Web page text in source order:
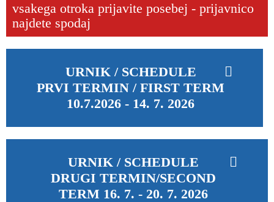
vsakega otroka prijavite posebej - prijavnico
najdete spodaj
URNIK / SCHEDULE
PRVI TERMIN / FIRST TERM
10.7.2026 - 14. 7. 2026
URNIK / SCHEDULE
DRUGI TERMIN/SECOND
TERM 16. 7. - 20. 7. 2026